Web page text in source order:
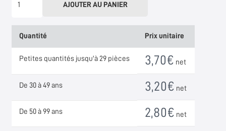
Ammann
Connect
Holzverbindungen
AJOUTER AU PANIER
Quantité Prix unitaire
Petites quantités jusqu'à 29 pièces 3,70€ net
De 30 à 49 ans 3,20€ net
De 50 à 99 ans 2,80€ net